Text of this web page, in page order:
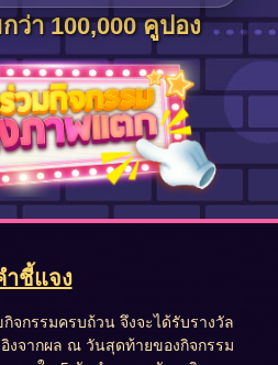
ว่า 100,000 คูปอง
ำชี้แจง
จกรรมครบถ้วน จึงจะได้รับรางวัล
งจากผล ณ วันสุดท้ายของกิจกรรม